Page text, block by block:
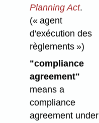
Planning Act.
(« agent
d'exécution des
règlements »)
"compliance
agreement"
means a
compliance
agreement under